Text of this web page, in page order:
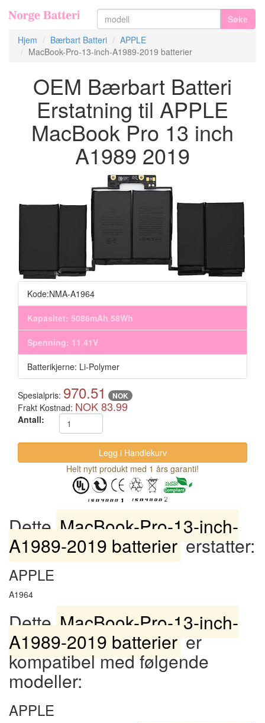
Søke
Hjem
Bærbart Batteri
APPLE
MacBook-Pro-13-inch-A1989-2019 batterier
OEM Bærbart Batteri
Erstatning til APPLE
MacBook Pro 13 inch
A1989 2019
Kode:NMA-A1964
Kapasitet: 5086mAh 58Wh
Spenning: 11.41V
Batterikjerne: Li-Polymer
Spesialpris: 970.51 NOK
Frakt Kostnad: NOK 83.99
Antall:
Helt nytt produkt med 1 års garanti!
DetteMacBook-Pro-13-inch-
A1989-2019 batteriererstatter:
APPLE
A1964
DetteMacBook-Pro-13-inch-
A1989-2019 batterierer
kompatibel med følgende
modeller:
APPLE